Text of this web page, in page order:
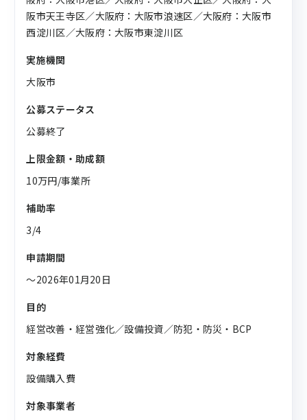
阪市天王寺区／大阪府：大阪市浪速区／大阪府：大阪市
西淀川区／大阪府：大阪市東淀川区
実施機関
大阪市
公募ステータス
公募終了
上限金額・助成額
10万円/事業所
補助率
3/4
申請期間
〜2026年01月20日
目的
経営改善・経営強化／設備投資／防犯・防災・BCP
対象経費
設備購入費
対象事業者